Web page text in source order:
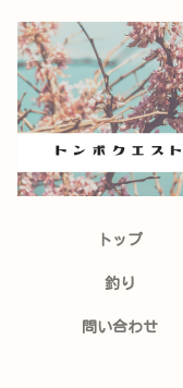
トップ
釣り
問い合わせ